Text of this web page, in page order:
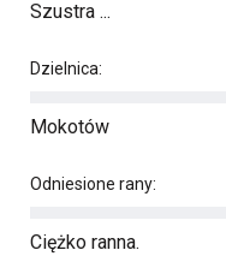
Szustra ...
Dzielnica:
Mokotów
Odniesione rany:
Ciężko ranna.